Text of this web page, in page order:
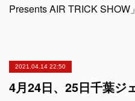
Presents AIR TRICK SHOW
2021.04.14 22:50